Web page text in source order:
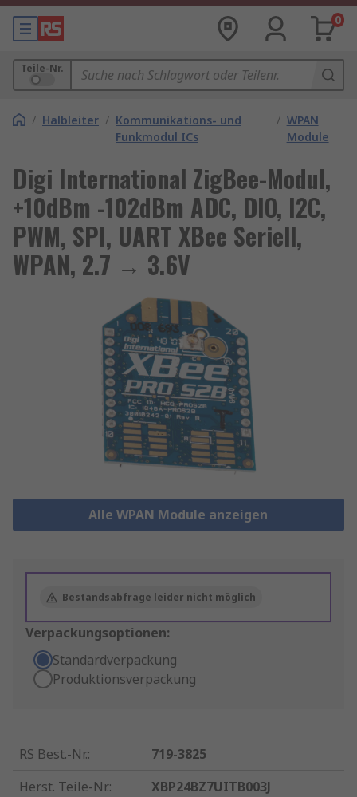
0
Teile-Nr.
/ Halbleiter / Kommunikations- und
Funkmodul ICs
/ WPAN
Module
Digi International ZigBee-Modul,
+10dBm -102dBm ADC, DIO, I2C,
PWM, SPI, UART XBee Seriell,
WPAN, 2.7 → 3.6V
Alle WPAN Module anzeigen
Bestandsabfrage leider nicht möglich
Verpackungsoptionen:
Standardverpackung
Produktionsverpackung
RS Best.-Nr.:
719-3825
Herst. Teile-Nr.:
XBP24BZ7UITB003J